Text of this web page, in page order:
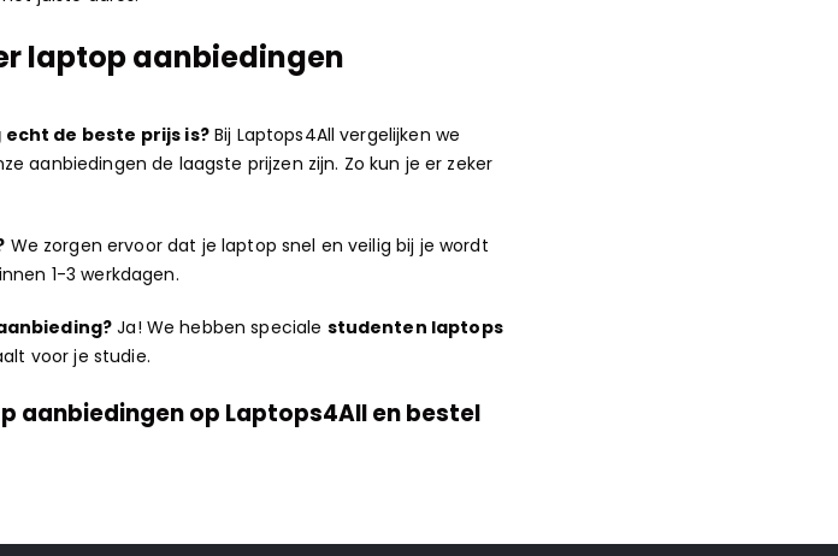
laptop aanbiedingen
de beste prijs is?Bij Laptops4All vergelijken we
aanbiedingen de laagste prijzen zijn. Zo kun je er zeker
We zorgen ervoor dat je laptop snel en veilig bij je wordt
1-3 werkdagen.
Ja! We hebben speciale studenten laptops
voor je studie.
aanbiedingen op Laptops4All en bestel